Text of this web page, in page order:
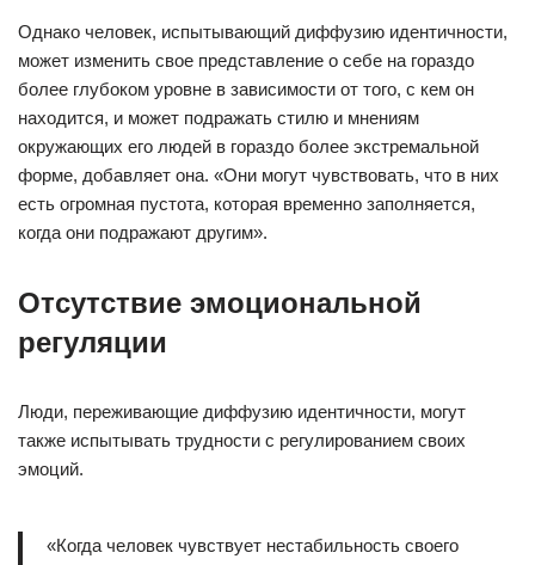
Однако человек, испытывающий диффузию идентичности,
может изменить свое представление о себе на гораздо
более глубоком уровне в зависимости от того, с кем он
находится, и может подражать стилю и мнениям
окружающих его людей в гораздо более экстремальной
форме, добавляет она. «Они могут чувствовать, что в них
есть огромная пустота, которая временно заполняется,
когда они подражают другим».
Отсутствие эмоциональной
регуляции
Люди, переживающие диффузию идентичности, могут
также испытывать трудности с регулированием своих
эмоций.
«Когда человек чувствует нестабильность своего